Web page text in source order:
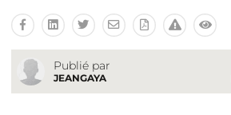
Publié par
JEANGAYA